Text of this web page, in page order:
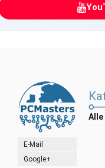
E-Mail
Google+
Alle